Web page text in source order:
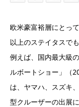
欧米豪富裕層にとっ
以上のステイタスでも
例えば、国内最大級
ルボートショー」（
は、ヤマハ、スズキ
型クルーザーの出展